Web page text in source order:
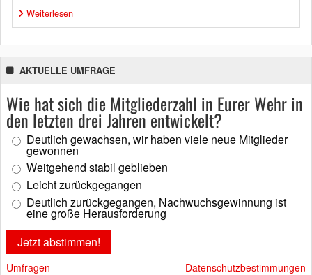
Weiterlesen
AKTUELLE UMFRAGE
Wie hat sich die Mitgliederzahl in Eurer Wehr in
den letzten drei Jahren entwickelt?
Deutlich gewachsen, wir haben viele neue Mitglieder
gewonnen
Weitgehend stabil geblieben
Leicht zurückgegangen
Deutlich zurückgegangen, Nachwuchsgewinnung ist
eine große Herausforderung
Umfragen Datenschutzbestimmungen